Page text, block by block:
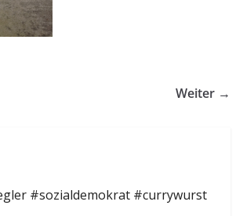
Weiter →
#sozialdemokrat #currywurst